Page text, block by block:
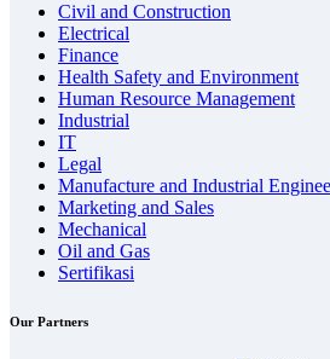
Civil and Construction
Electrical
Finance
Health Safety and Environment
Human Resource Management
Industrial
IT
Legal
Manufacture and Industrial
Marketing and Sales
Mechanical
Oil and Gas
Sertifikasi
Our Partners